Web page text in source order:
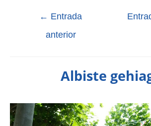
← Entrada
anterior
Albiste